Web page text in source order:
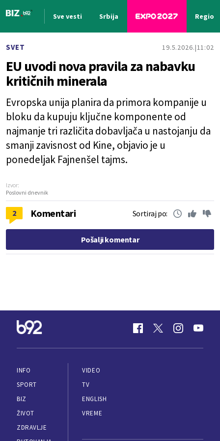
Sve vesti Srbija Region
SVET 19.5.2026. 11:02
EU uvodi nova pravila za nabavku
kritičnih minerala
Evropska unija planira da primora kompanije u
bloku da kupuju ključne komponente od
najmanje tri različita dobavljača u nastojanju da
smanji zavisnost od Kine, objavio je u
ponedeljak Fajnenšel tajms.
Izvor:
Poslovni dnevnik
2 Komentari Sortiraj po:
Pošalji komentar
INFO
SPORT
BIZ
ŽIVOT
ZDRAVLJE
VIDEO
TV
ENGLISH
VREME